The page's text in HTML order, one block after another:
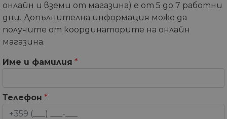
онлайн и вземи от магазина) е от 5 до 7 работни
дни. Допълнителна информация може да
получите от координаторите на онлайн
магазина.
Име и фамилия *
Телефон *